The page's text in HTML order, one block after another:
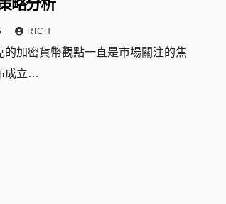
略分析
RICH
的加密貨幣觀點一直是市場關注的焦
成立…